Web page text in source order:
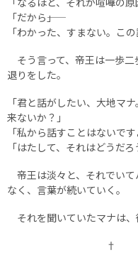
「だから――」
「わかった、すまない。この
そう言って、帝王は一歩
退りをした。
「君と話がしたい、大地マ
来ないか？」
「私から話すことはないで
「はたして、それはどうだろ
帝王は淡々と、それでい
なく、言葉が続いていく。
それを聞いていたマナは、
†